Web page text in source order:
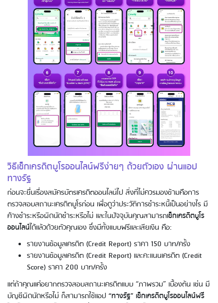
วิธีเช็กเครดิตบูโรออนไลน์ฟรีง่ายๆ ด้วยตัวเอง ผ่านแอป
ทางรัฐ
ก่อนจะยื่นเรื่องสมัครบัตรเครดิตออนไลน์ไป สิ่งที่ไม่ควรมองข้ามคือการ
ตรวจสอบสถานะเครดิตบูโรก่อน เพื่อดูว่าประวัติการชำระหนี้เป็นอย่างไร มี
ค้างชำระหรือผิดนัดชำระหรือไม่ และในปัจจุบันคุณสามารถเช็กเครดิตบูโร
ออนไลน์ได้แล้วด้วยตัวคุณเอง ซึ่งมีทั้งแบบฟรีและเสียเงิน คือ:
รายงานข้อมูลเครดิต (Credit Report) ราคา 150 บาท/ครั้ง
รายงานข้อมูลเครดิต (Credit Report) และคะแนนเครดิต (Credit
Score) ราคา 200 บาท/ครั้ง
แต่ถ้าคุณแค่อยากตรวจสอบสถานะเครดิตแบบ “ภาพรวม” เบื้องต้น เช่น มี
บัญชีผิดนัดหรือไม่ ก็สามารถใช้แอป “ทางรัฐ” เช็กเครดิตบูโรออนไลน์ฟรี